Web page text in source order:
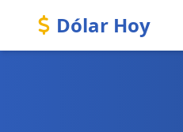
Dólar Hoy